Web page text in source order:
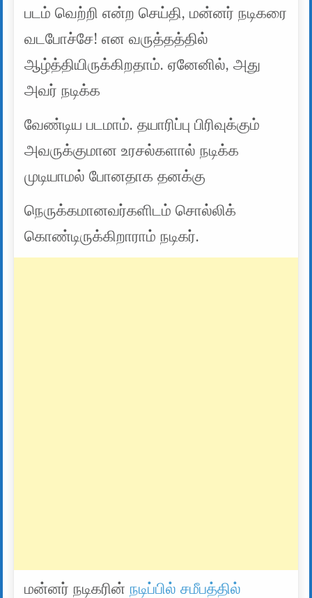
படம் வெற்றி என்ற செய்தி, மன்னர் நடிகரை
வடபோச்சே! என வருத்தத்தில்
ஆழ்த்தியிருக்கிறதாம். ஏனேனில், அது
அவர் நடிக்க
வேண்டிய படமாம். தயாரிப்பு பிரிவுக்கும்
அவருக்குமான உரசல்களால் நடிக்க
முடியாமல் போனதாக தனக்கு
நெருக்கமானவர்களிடம் சொல்லிக்
கொண்டிருக்கிறாராம் நடிகர்.
மன்னர் நடிகரின் நடிப்பில் சமீபத்தில்